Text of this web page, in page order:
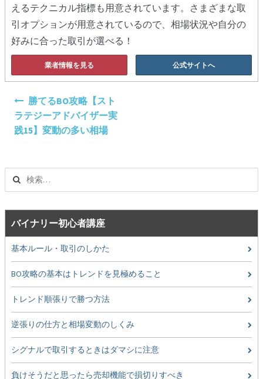
えるテクニカル指標も用意されています。さまざまな取
引オプションが用意されているので、相場状況や自分の
好みに合った取引が選べる！
業者情報を見る 公式サイトへ
ナ
ビ
ー
シ
ョ
ン
勝てるBO攻略【スト
ラテジーアドバイザー実
践15】変動の多い相場
バイナリー初心者講座
基本ルール・取引のしかた
BO攻略の基本はトレンドを見極めること
トレンド順張りで勝つ方法
逆張りの仕方と相場変動のしくみ
シグナルで取引するときはダマシに注意
負けそうだと思ったら売却機能で損切りすべき